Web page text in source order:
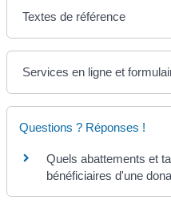
Textes de référence
Services en ligne et
Questions ? Réponses !
Quels abattements et
bénéficiaires d'une